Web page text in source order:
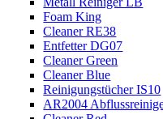
Foam King
Cleaner RE38
Entfetter DG07
Cleaner Green
Cleaner Blue
Reinigungstücher IS10
AR2004